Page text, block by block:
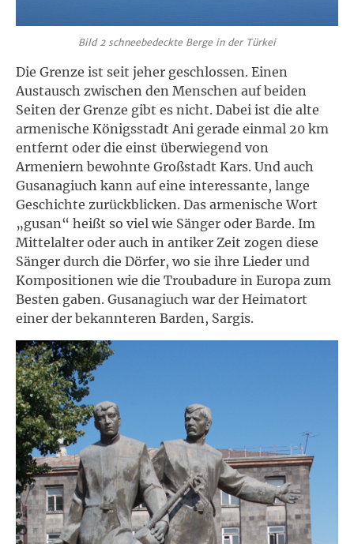
Bild 2 schneebedeckte Berge in der Türkei
Die Grenze ist seit jeher geschlossen. Einen
Austausch zwischen den Menschen auf beiden
Seiten der Grenze gibt es nicht. Dabei ist die alte
armenische Königsstadt Ani gerade einmal 20 km
entfernt oder die einst überwiegend von
Armeniern bewohnte Großstadt Kars. Und auch
Gusanagiuch kann auf eine interessante, lange
Geschichte zurückblicken. Das armenische Wort
„gusan“ heißt so viel wie Sänger oder Barde. Im
Mittelalter oder auch in antiker Zeit zogen diese
Sänger durch die Dörfer, wo sie ihre Lieder und
Kompositionen wie die Troubadure in Europa zum
Besten gaben. Gusanagiuch war der Heimatort
einer der bekannteren Barden, Sargis.